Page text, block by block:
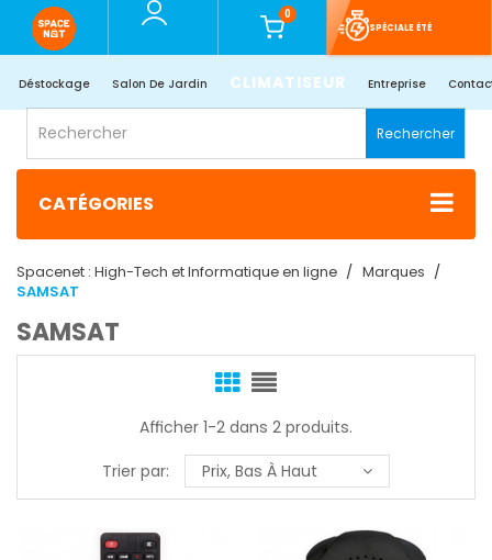
0
SPÉCIALE ÉTÉ
Déstockage Salon De Jardin CLIMATISEUR Entreprise
Rechercher
CATÉGORIES
Spacenet : High-Tech et Informatique en ligne
Marques
SAMSAT
SAMSAT
Afficher 1-2 dans 2 produits.
Trier par:
Prix, Bas À Haut